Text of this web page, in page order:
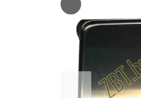
Previous